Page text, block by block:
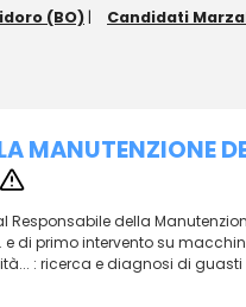
(BO) | Candidati
MANUTENZIONE
Responsabile della
di primo intervento su
: ricerca e diagnosi di